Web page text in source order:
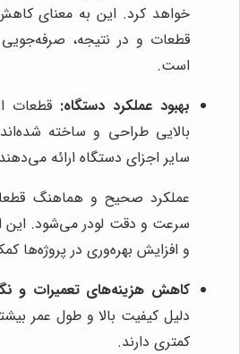
خواهد کرد. این به معنای
قطعات و در نتیجه،
است.
بهبود عملکرد دستگاه: قطعات
بالایی طراحی و ساخته
سایر اجزای دستگاه ارائه
عملکرد صحیح و هماهنگ
سرعت و دقت لودر می‌شود. این
و افزایش بهره‌وری در پروژه‌ها
کاهش هزینه‌های تعمیرات و
دلیل کیفیت بالا و طول عمر
کمتری دارند.